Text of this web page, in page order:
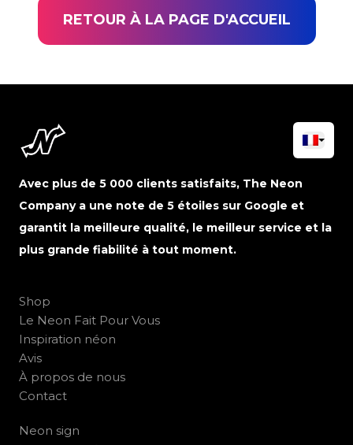
RETOUR À LA PAGE D'ACCUEIL
Avec plus de 5 000 clients satisfaits, The Neon
Company a une note de 5 étoiles sur Google et
garantit la meilleure qualité, le meilleur service et la
plus grande fiabilité à tout moment.
Shop
Le Neon Fait Pour Vous
Inspiration néon
Avis
À propos de nous
Contact
Neon sign